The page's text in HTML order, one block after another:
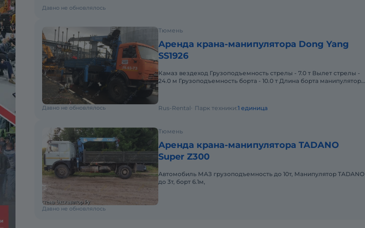
Давно не обновлялось
Тюмень
Аренда крана-манипулятора Dong Yang
SS1926
Камаз вездеход Грузоподъемность стрелы - 7.0 т Вылет стрелы -
24.0 м Грузоподъемность борта - 10.0 т Длина борта манипулятора
Давно не обновлялось Rus-Rental Парк техники:1 единица
Тюмень
Аренда крана-манипулятора TADANO
Super Z300
Автомобиль МАЗ грузоподъемность до 10т, Манипулятор TADANO
до 3т, борт 6.1м,
Давно не обновлялось